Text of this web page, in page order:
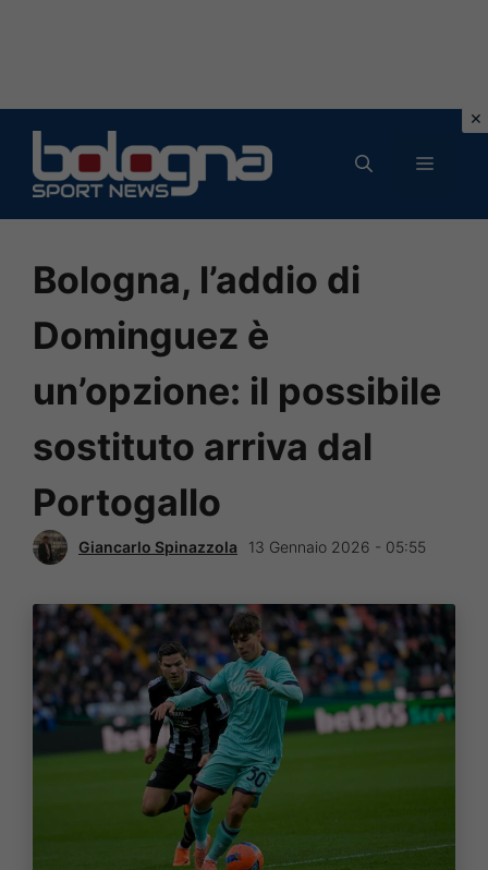
contenuto
MENU
Bologna, l’addio di
Dominguez è
un’opzione: il possibile
sostituto arriva dal
Portogallo
Giancarlo Spinazzola 13 Gennaio 2026 - 05:55